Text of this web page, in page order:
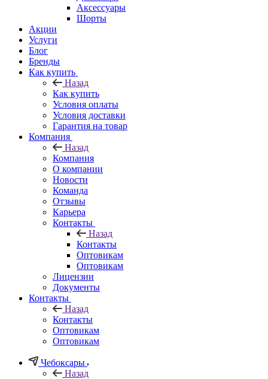
Аксессуары
Шорты
Акции
Услуги
Блог
Бренды
Как купить
Назад
Как купить
Условия оплаты
Условия доставки
Гарантия на товар
Компания
Назад
Компания
О компании
Новости
Команда
Отзывы
Карьера
Контакты
Назад
Контакты
Оптовикам
Оптовикам
Лицензии
Документы
Контакты
Назад
Контакты
Оптовикам
Оптовикам
Чебоксары
Назад